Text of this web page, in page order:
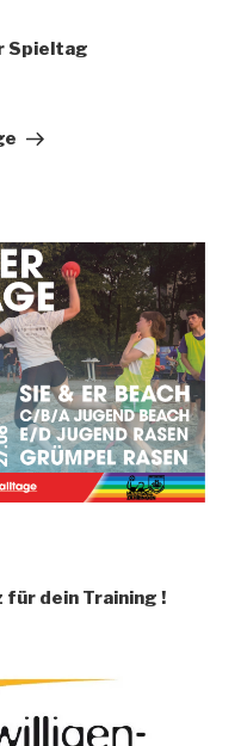
Spieltag
für dein Training !